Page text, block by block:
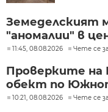
Земеделският
"аномалии" в
11:45, 08.08.2026 Чете се
Проверките
обект по
10:21, 08.08.2026 Чете се